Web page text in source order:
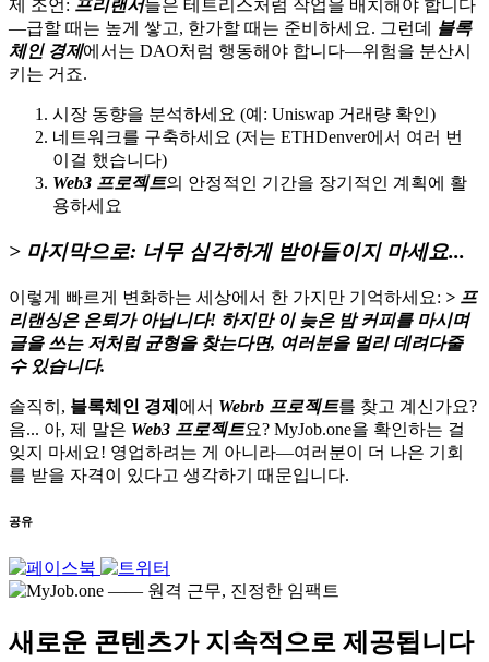
제 조언: 프리랜서들은 테트리스처럼 작업을 배치해야 합니다
—급할 때는 높게 쌓고, 한가할 때는 준비하세요. 그런데
블록
체인 경제에서는 DAO처럼 행동해야 합니다—위험을 분산시
키는 거죠.
시장 동향을 분석하세요 (예: Uniswap 거래량 확인)
네트워크를 구축하세요 (저는 ETHDenver에서 여러 번
이걸 했습니다)
Web3 프로젝트의 안정적인 기간을 장기적인 계획에 활
용하세요
> 마지막으로: 너무 심각하게 받아들이지 마세요...
이렇게 빠르게 변화하는 세상에서 한 가지만 기억하세요: > 프
리랜싱은 은퇴가 아닙니다! 하지만 이 늦은 밤 커피를 마시며
글을 쓰는 저처럼 균형을 찾는다면, 여러분을 멀리 데려다줄
수 있습니다.
솔직히, 블록체인 경제 에서 Webrb 프로젝트를 찾고 계신가요?
음... 아, 제 말은 Web3 프로젝트요? MyJob.one을 확인하는 걸
잊지 마세요! 영업하려는 게 아니라—여러분이 더 나은 기회
를 받을 자격이 있다고 생각하기 때문입니다.
공유
새로운 콘텐츠가 지속적으로 제공됩니다